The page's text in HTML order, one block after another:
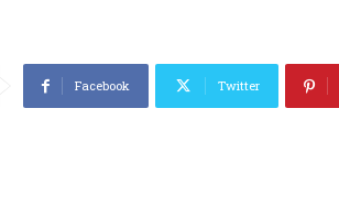
Facebook Twitter